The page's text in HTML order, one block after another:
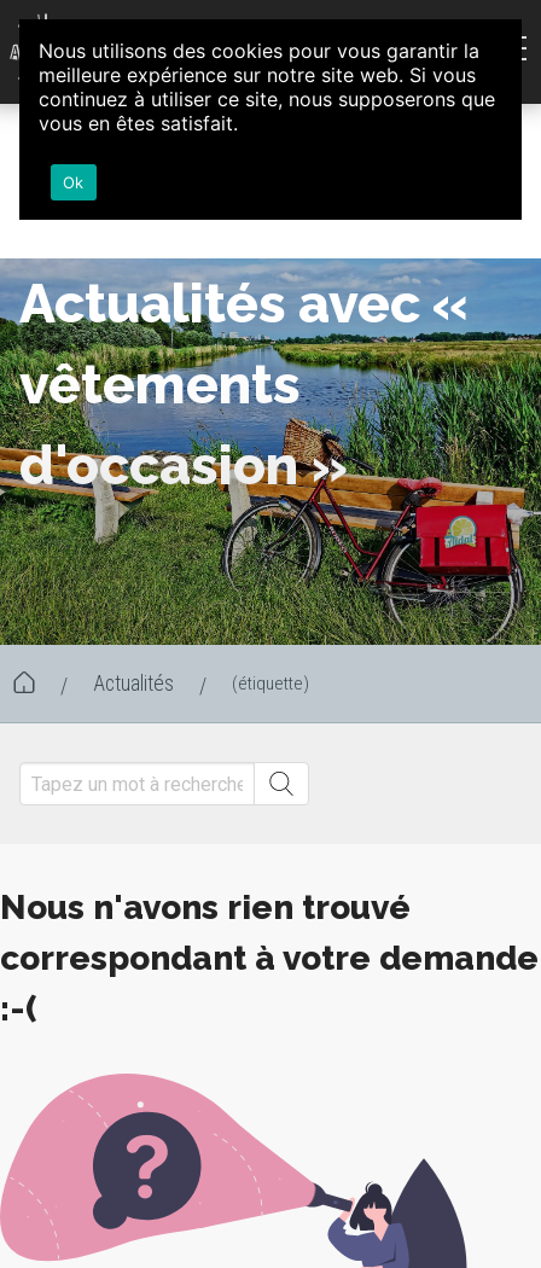
Aller au contenu
Association d'Animation et d'Initiatives Citoyennes
Loire-Authion
Actualités avec «
vêtements
d'occasion »
/ Actualités / (étiquette)
Nous n'avons rien trouvé
correspondant à votre demande
:-(
Nous utilisons des cookies pour vous garantir la
meilleure expérience sur notre site web. Si vous
continuez à utiliser ce site, nous supposerons que
vous en êtes satisfait.
Ok